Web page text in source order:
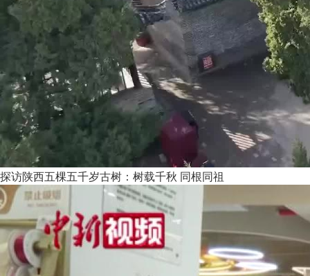
探访陕西五棵五千岁古树：树载千秋 同根同祖